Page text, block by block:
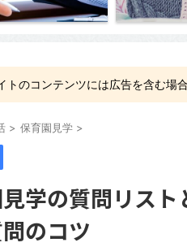
トのコンテンツには広告を含む場
> 保育園見学 >
学の質問リス
のコツ